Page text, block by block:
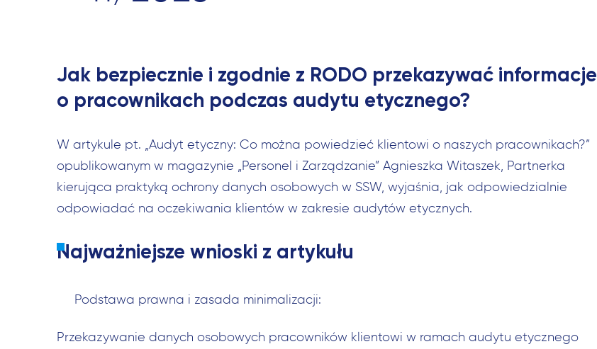
Jak bezpiecznie i zgodnie z RODO przekazywać informacje
o pracownikach podczas audytu etycznego?
W artykule pt. „Audyt etyczny: Co można powiedzieć klientowi o naszych pracownikach?”
opublikowanym w magazynie „Personel i Zarządzanie” Agnieszka Witaszek, Partnerka
kierująca praktyką ochrony danych osobowych w SSW, wyjaśnia, jak odpowiedzialnie
odpowiadać na oczekiwania klientów w zakresie audytów etycznych.
Najważniejsze wnioski z artykułu
Podstawa prawna i zasada minimalizacji:
Przekazywanie danych osobowych pracowników klientowi w ramach audytu etycznego